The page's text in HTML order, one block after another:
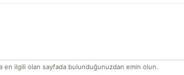
en ilgili olan sayfada bulunduğunuzdan emin olun.